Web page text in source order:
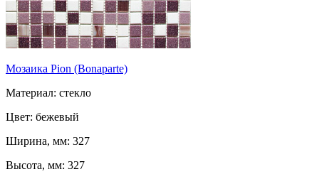
Мозаика Pion (Bonaparte)
Материал: стекло
Цвет: бежевый
Ширина, мм: 327
Высота, мм: 327